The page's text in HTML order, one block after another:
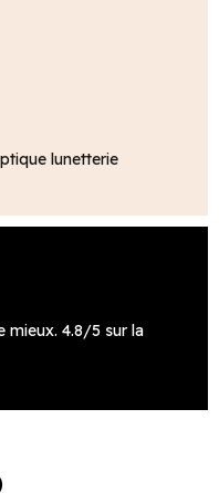
lunetterie
mieux. 4.8/5 sur la